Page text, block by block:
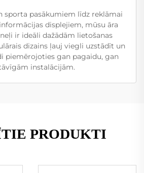
sporta pasākumiem līdz reklāmai
displejiem, mūsu āra
ir ideāli dažādām lietošanas
dizains ļauj viegli uzstādīt un
piemērojoties gan pagaidu, gan
instalācijām.
PRODUKTI